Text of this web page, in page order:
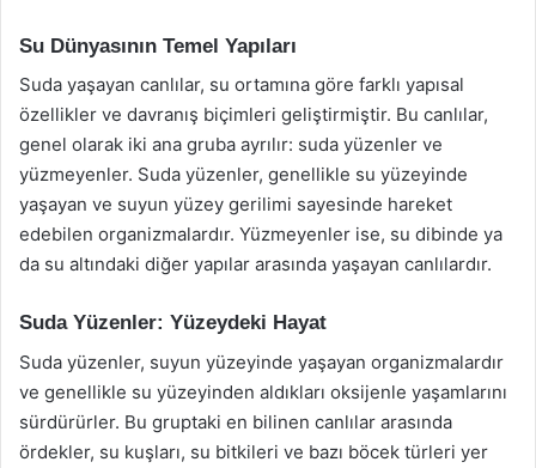
Su Dünyasının Temel Yapıları
Suda yaşayan canlılar, su ortamına göre farklı yapısal
özellikler ve davranış biçimleri geliştirmiştir. Bu canlılar,
genel olarak iki ana gruba ayrılır: suda yüzenler ve
yüzmeyenler. Suda yüzenler, genellikle su yüzeyinde
yaşayan ve suyun yüzey gerilimi sayesinde hareket
edebilen organizmalardır. Yüzmeyenler ise, su dibinde ya
da su altındaki diğer yapılar arasında yaşayan canlılardır.
Suda Yüzenler: Yüzeydeki Hayat
Suda yüzenler, suyun yüzeyinde yaşayan organizmalardır
ve genellikle su yüzeyinden aldıkları oksijenle yaşamlarını
sürdürürler. Bu gruptaki en bilinen canlılar arasında
ördekler, su kuşları, su bitkileri ve bazı böcek türleri yer